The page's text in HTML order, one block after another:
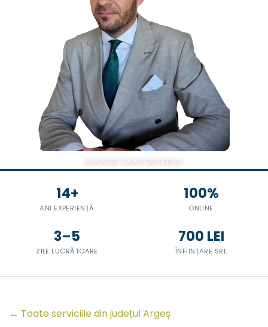
Avocat Coordonator
14+
ANI EXPERIENȚĂ
100%
ONLINE
3–5
ZILE LUCRĂTOARE
700 LEI
ÎNFIINȚARE SRL
← Toate serviciile din județul Argeș